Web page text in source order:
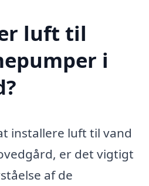
luft til
i
installere luft til vand
er det vigtigt
af de